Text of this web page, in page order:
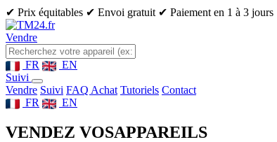
✔ Prix équitables ✔ Envoi gratuit ✔ Paiement en 1 à 3 jours
Vendre
FR
EN
Suivi
Vendre Suivi FAQ Achat Tutoriels Contact
FR
EN
VENDEZ VOSAPPAREILS